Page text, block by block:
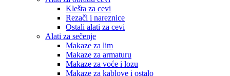
Klešta za cevi
Rezači i nareznice
Ostali alati za cevi
Alati za sečenje
Makaze za lim
Makaze za armaturu
Makaze za voće i lozu
Makaze za kablove i ostalo